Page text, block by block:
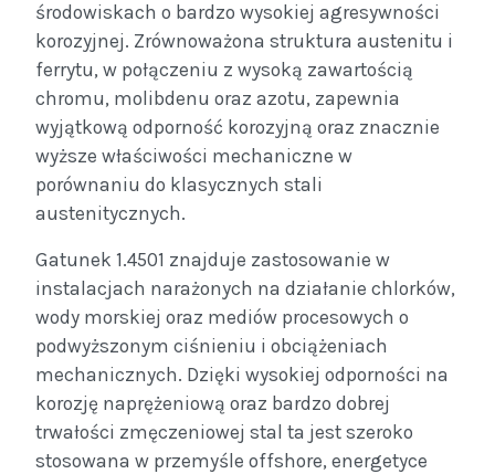
środowiskach o bardzo wysokiej agresywności
korozyjnej. Zrównoważona struktura austenitu i
ferrytu, w połączeniu z wysoką zawartością
chromu, molibdenu oraz azotu, zapewnia
wyjątkową odporność korozyjną oraz znacznie
wyższe właściwości mechaniczne w
porównaniu do klasycznych stali
austenitycznych.
Gatunek 1.4501 znajduje zastosowanie w
instalacjach narażonych na działanie chlorków,
wody morskiej oraz mediów procesowych o
podwyższonym ciśnieniu i obciążeniach
mechanicznych. Dzięki wysokiej odporności na
korozję naprężeniową oraz bardzo dobrej
trwałości zmęczeniowej stal ta jest szeroko
stosowana w przemyśle offshore, energetyce